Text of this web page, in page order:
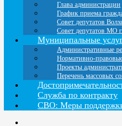
Глава администрации
График приема
Совет депутатов
Совет депутатов МО
Муниципальные
Административные
Нормативно-
Проекты
Перечень массовых
Служба по контракту
СВО: Меры